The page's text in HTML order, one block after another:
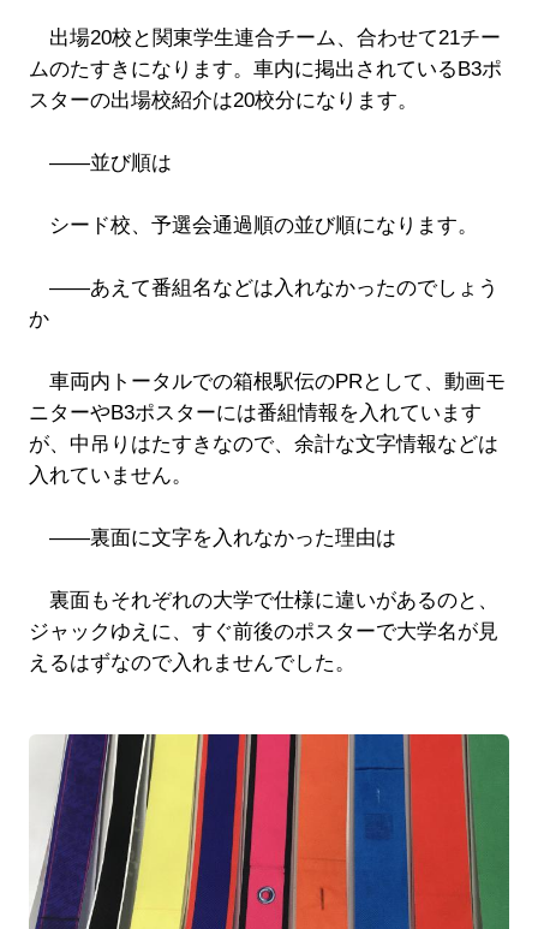
出場20校と関東学生連合チーム、合わせて21チー
ムのたすきになります。車内に掲出されているB3ポ
スターの出場校紹介は20校分になります。
――並び順は
シード校、予選会通過順の並び順になります。
――あえて番組名などは入れなかったのでしょう
か
車両内トータルでの箱根駅伝のPRとして、動画モ
ニターやB3ポスターには番組情報を入れています
が、中吊りはたすきなので、余計な文字情報などは
入れていません。
――裏面に文字を入れなかった理由は
裏面もそれぞれの大学で仕様に違いがあるのと、
ジャックゆえに、すぐ前後のポスターで大学名が見
えるはずなので入れませんでした。